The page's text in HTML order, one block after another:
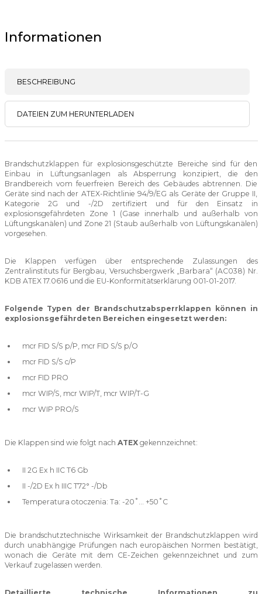
Informationen
BESCHREIBUNG
DATEIEN ZUM HERUNTERLADEN
Brandschutzklappen für explosionsgeschützte Bereiche sind für den
Einbau in Lüftungsanlagen als Absperrung konzipiert, die den
Brandbereich vom feuerfreien Bereich des Gebäudes abtrennen. Die
Geräte sind nach der ATEX-Richtlinie 94/9/EG als Geräte der Gruppe II,
Kategorie 2G und -/2D zertifiziert und für den Einsatz in
explosionsgefährdeten Zone 1 (Gase innerhalb und außerhalb von
Lüftungskanälen) und Zone 21 (Staub außerhalb von Lüftungskanälen)
vorgesehen.
Die Klappen verfügen über entsprechende Zulassungen des
Zentralinstituts für Bergbau, Versuchsbergwerk „Barbara“ (AC038) Nr.
KDB ATEX 17.0616 und die EU-Konformitätserklärung 001-01-2017.
Folgende Typen der Brandschutzabsperrklappen können in
explosionsgefährdeten Bereichen eingesetzt werden:
mcr FID S/S p/P, mcr FID S/S p/O
mcr FID S/S c/P
mcr FID PRO
mcr WIP/S, mcr WIP/T, mcr WIP/T-G
mcr WIP PRO/S
Die Klappen sind wie folgt nach ATEX gekennzeichnet:
II 2G Ex h IIC T6 Gb
II -/2D Ex h IIIC T72° -/Db
Temperatura otoczenia: Ta: -20˚... +50˚C
Die brandschutztechnische Wirksamkeit der Brandschutzklappen wird
durch unabhängige Prüfungen nach europäischen Normen bestätigt,
wonach die Geräte mit dem CE-Zeichen gekennzeichnet und zum
Verkauf zugelassen werden.